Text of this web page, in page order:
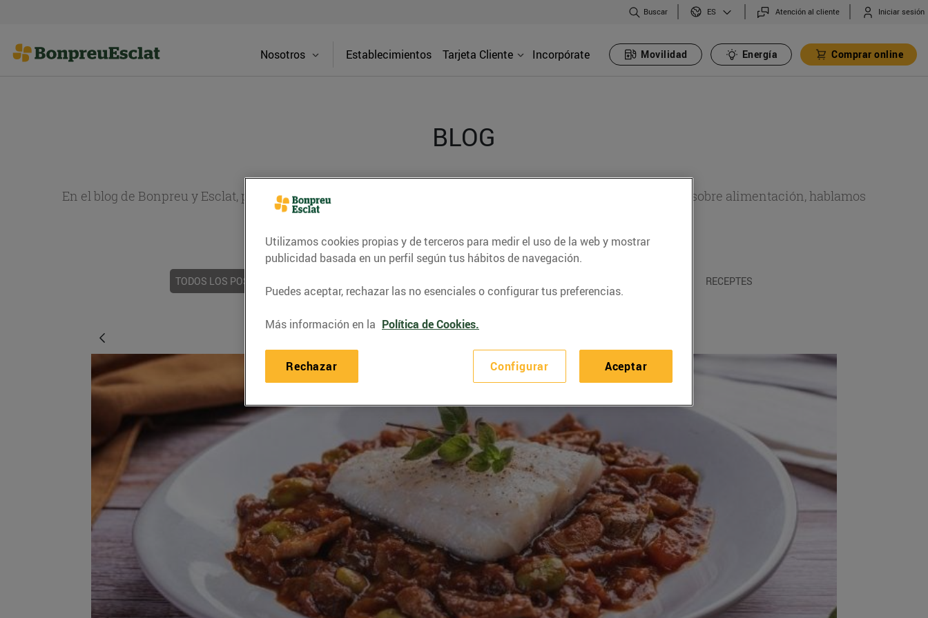
Buscar ES Atención al cliente Iniciar sesión
Nosotros Establecimientos Tarjeta Cliente Incorpórate Movilidad Energía Comprar online
BLOG
En el blog de Bonpreu y Esclat, puedes encontrar recetas, consejos nutricionales, información de actualidad sobre alimentación, hablamos
TODOS LOS POSTS RECEPTES
Utilizamos cookies propias y de terceros para medir el uso de la web y mostrar
publicidad basada en un perfil según tus hábitos de navegación.
Puedes aceptar, rechazar las no esenciales o configurar tus preferencias.
Más información en la Política de Cookies.
Configurar
Rechazar Aceptar